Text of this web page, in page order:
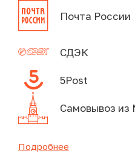
Почта России
СДЭК
5Post
Самовывоз из
Подробнее